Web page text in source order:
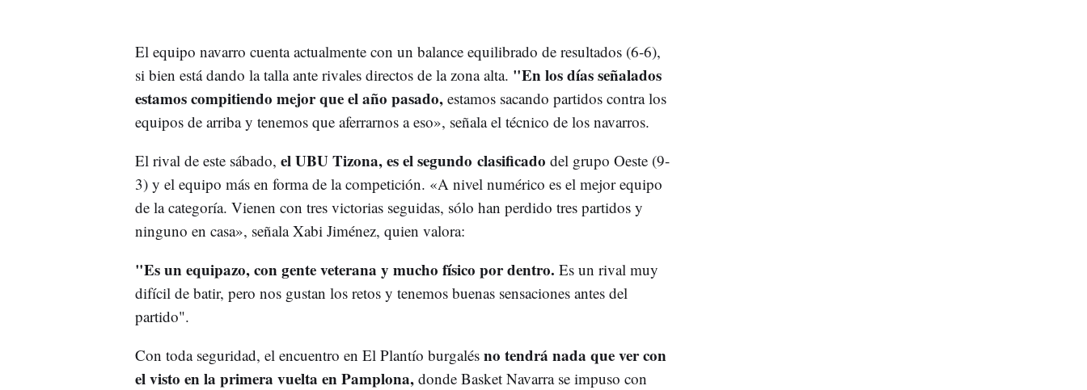
El equipo navarro cuenta actualmente con un balance equilibrado de resultados (6-6),
si bien está dando la talla ante rivales directos de la zona alta. "En los días señalados
estamos compitiendo mejor que el año pasado,estamos sacando partidos contra los
equipos de arriba y tenemos que aferrarnos a eso», señala el técnico de los navarros.
El rival de este sábado, el UBU Tizona, es el segundo clasificado del grupo Oeste (9-
3) y el equipo más en forma de la competición. «A nivel numérico es el mejor equipo
de la categoría. Vienen con tres victorias seguidas, sólo han perdido tres partidos y
ninguno en casa», señala Xabi Jiménez, quien valora:
"Es un equipazo, con gente veterana y mucho físico por dentro. Es un rival muy
difícil de batir, pero nos gustan los retos y tenemos buenas sensaciones antes del
partido".
Con toda seguridad, el encuentro en El Plantío burgalésno tendrá nada que ver con
el visto en la primera vuelta en Pamplona,donde Basket Navarra se impuso con